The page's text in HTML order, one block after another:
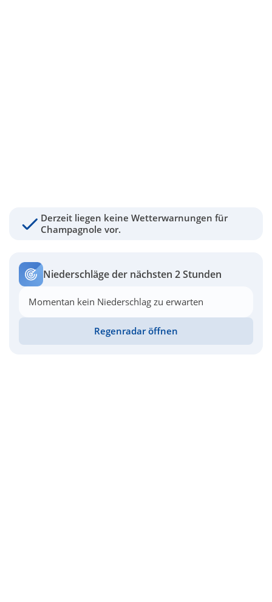
Derzeit liegen keine Wetterwarnungen für
Champagnole vor.
Niederschläge der nächsten 2 Stunden
Momentan kein Niederschlag zu erwarten
Regenradar öffnen